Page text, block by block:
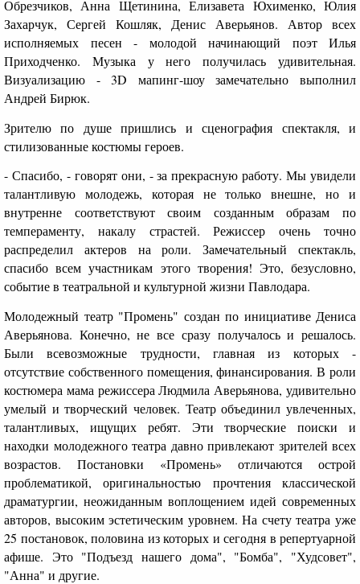
Обрезчиков, Анна Щетинина, Елизавета Юхименко, Юлия
Захарчук, Сергей Кошляк, Денис Аверьянов. Автор всех
исполняемых песен - молодой начинающий поэт Илья
Приходченко. Музыка у него получилась удивительная.
Визуализацию - 3D мапинг-шоу замечательно выполнил
Андрей Бирюк.
Зрителю по душе пришлись и сценография спектакля, и
стилизованные костюмы героев.
- Спасибо, - говорят они, - за прекрасную работу. Мы увидели
талантливую молодежь, которая не только внешне, но и
внутренне соответствуют своим созданным образам по
темпераменту, накалу страстей. Режиссер очень точно
распределил актеров на роли. Замечательный спектакль,
спасибо всем участникам этого творения! Это, безусловно,
событие в театральной и культурной жизни Павлодара.
Молодежный театр "Промень" создан по инициативе Дениса
Аверьянова. Конечно, не все сразу получалось и решалось.
Были всевозможные трудности, главная из которых -
отсутствие собственного помещения, финансирования. В роли
костюмера мама режиссера Людмила Аверьянова, удивительно
умелый и творческий человек. Театр объединил увлеченных,
талантливых, ищущих ребят. Эти творческие поиски и
находки молодежного театра давно привлекают зрителей всех
возрастов. Постановки «Промень» отличаются острой
проблематикой, оригинальностью прочтения классической
драматургии, неожиданным воплощением идей современных
авторов, высоким эстетическим уровнем. На счету театра уже
25 постановок, половина из которых и сегодня в репертуарной
афише. Это "Подъезд нашего дома", "Бомба", "Худсовет",
"Анна" и другие.